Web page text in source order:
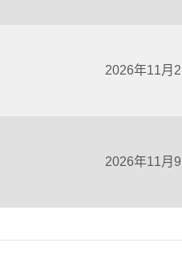
2026年11月2
2026年11月9